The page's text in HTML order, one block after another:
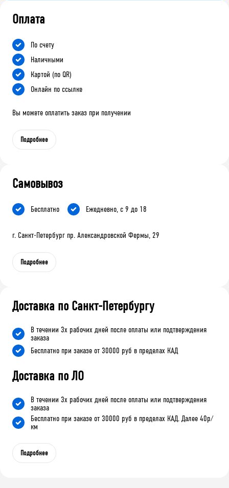
Оплата
По счету
Наличными
Картой (по QR)
Онлайн по ссылке
Вы можете оплатить заказ при получении
Подробнее
Самовывоз
Бесплатно Ежедневно, с 9 до 18
г. Санкт-Петербург пр. Александровской Фермы, 29
Подробнее
Доставка по Санкт-Петербургу
В течении 3х рабочих дней после оплаты или подтверждения
заказа
Бесплатно при заказе от 30000 руб в пределах КАД
Доставка по ЛО
В течении 3х рабочих дней после оплаты или подтверждения
заказа
Бесплатно при заказе от 30000 руб в пределах КАД. Далее 40р/
км
Подробнее